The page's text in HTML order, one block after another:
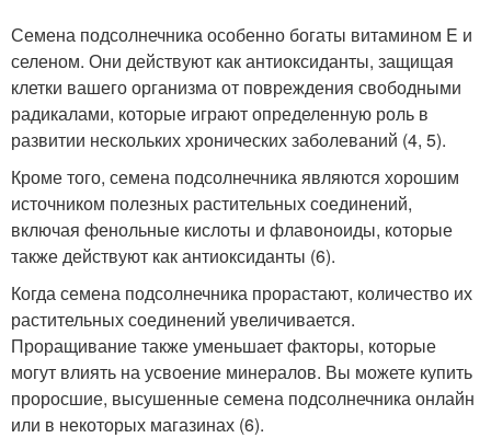
Семена подсолнечника особенно богаты витамином E и
селеном. Они действуют как антиоксиданты, защищая
клетки вашего организма от повреждения свободными
радикалами, которые играют определенную роль в
развитии нескольких хронических заболеваний (4, 5).
Кроме того, семена подсолнечника являются хорошим
источником полезных растительных соединений,
включая фенольные кислоты и флавоноиды, которые
также действуют как антиоксиданты (6).
Когда семена подсолнечника прорастают, количество их
растительных соединений увеличивается.
Проращивание также уменьшает факторы, которые
могут влиять на усвоение минералов. Вы можете купить
проросшие, высушенные семена подсолнечника онлайн
или в некоторых магазинах (6).